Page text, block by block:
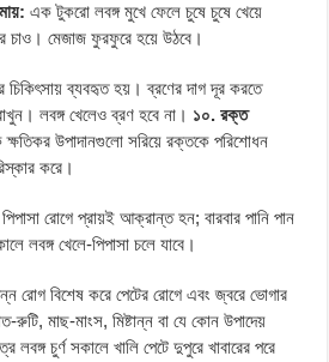
এক টুকরো লবঙ্গ মুখে ফেলে চুষে চুষে খেয়ে
চাও। মেজাজ ফুরফুরে হয়ে উঠবে।
চিকিৎসায় ব্যবহৃত হয়। ব্রণের দাগ দূর করতে
লবঙ্গ খেলেও ব্রণ হবে না। ১০. রক্ত
ক্ষতিকর উপাদানগুলো সরিয়ে রক্তকে পরিশোধন
করে।
পিপাসা রোগে প্রায়ই আক্রান্ত হন; বারবার পানি পান
লবঙ্গ খেলে-পিপাসা চলে যাবে।
রোগ বিশেষ করে পেটের রোগে এবং জ্বরে ভোগার
রুটি, মাছ-মাংস, মিষ্টান্ন বা যে কোন উপাদেয়
লবঙ্গ চুর্ণ সকালে খালি পেটে দুপুরে খাবারের পরে